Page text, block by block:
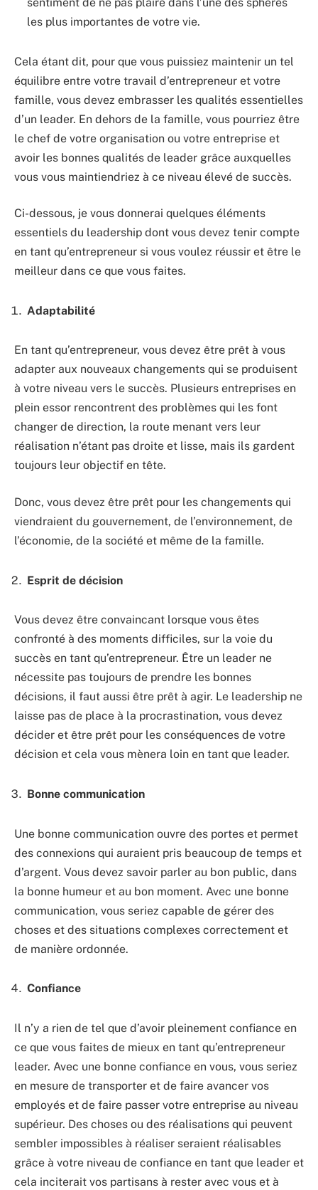
les plus importantes de votre vie.
Cela étant dit, pour que vous puissiez maintenir un tel
équilibre entre votre travail d’entrepreneur et votre
famille, vous devez embrasser les qualités essentielles
d’un leader. En dehors de la famille, vous pourriez être
le chef de votre organisation ou votre entreprise et
avoir les bonnes qualités de leader grâce auxquelles
vous vous maintiendriez à ce niveau élevé de succès.
Ci-dessous, je vous donnerai quelques éléments
essentiels du leadership dont vous devez tenir compte
en tant qu’entrepreneur si vous voulez réussir et être le
meilleur dans ce que vous faites.
Adaptabilité
En tant qu’entrepreneur, vous devez être prêt à vous
adapter aux nouveaux changements qui se produisent
à votre niveau vers le succès. Plusieurs entreprises en
plein essor rencontrent des problèmes qui les font
changer de direction, la route menant vers leur
réalisation n’étant pas droite et lisse, mais ils gardent
toujours leur objectif en tête.
Donc, vous devez être prêt pour les changements qui
viendraient du gouvernement, de l’environnement, de
l’économie, de la société et même de la famille.
Esprit de décision
Vous devez être convaincant lorsque vous êtes
confronté à des moments difficiles, sur la voie du
succès en tant qu’entrepreneur. Être un leader ne
nécessite pas toujours de prendre les bonnes
décisions, il faut aussi être prêt à agir. Le leadership ne
laisse pas de place à la procrastination, vous devez
décider et être prêt pour les conséquences de votre
décision et cela vous mènera loin en tant que leader.
Bonne communication
Une bonne communication ouvre des portes et permet
des connexions qui auraient pris beaucoup de temps et
d’argent. Vous devez savoir parler au bon public, dans
la bonne humeur et au bon moment. Avec une bonne
communication, vous seriez capable de gérer des
choses et des situations complexes correctement et
de manière ordonnée.
Confiance
Il n’y a rien de tel que d’avoir pleinement confiance en
ce que vous faites de mieux en tant qu’entrepreneur
leader. Avec une bonne confiance en vous, vous seriez
en mesure de transporter et de faire avancer vos
employés et de faire passer votre entreprise au niveau
supérieur. Des choses ou des réalisations qui peuvent
sembler impossibles à réaliser seraient réalisables
grâce à votre niveau de confiance en tant que leader et
cela inciterait vos partisans à rester avec vous et à